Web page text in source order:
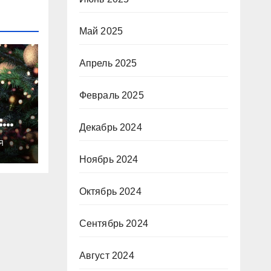
Май 2025
Апрель 2025
Февраль 2025
Декабрь 2024
Ноябрь 2024
Октябрь 2024
Сентябрь 2024
Август 2024